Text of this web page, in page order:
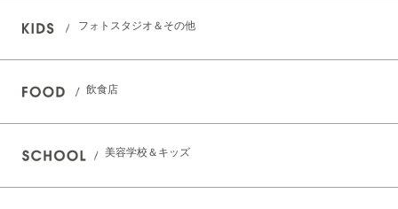
フォトスタジオ＆その他
飲食店
美容学校＆キッズ